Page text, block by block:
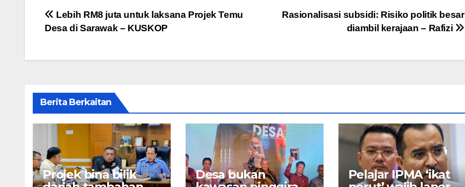
Post
Rasionalisasi subsidi: Risiko politik besar
diambil kerajaan – Rafizi
Lebih RM8 juta untuk laksana Projek Temu
Desa di Sarawak – KUSKOP
Berita Berkaitan
Projek bina bilik
Desa bukan
Pelajar IPMA ‘ikat